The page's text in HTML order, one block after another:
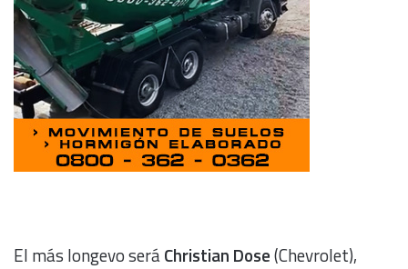
El más longevo seráChristian Dose(Chevrolet),